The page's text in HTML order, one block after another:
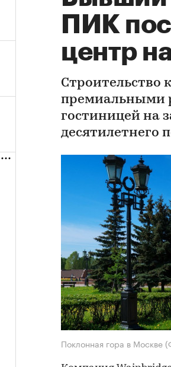
ПИК
центр
Строительство
премиальными
гостиницей на
десятилетнего
Поклонная гора в Москве